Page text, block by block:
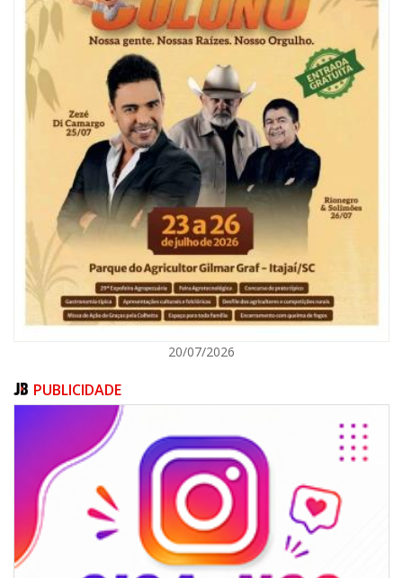
09/08/2026 | 07:00
Painel NIMOB 2026 reúne as principais lideranças para debater o futuro
econômico e imobiliário de Itajaí
BALNEÁRIO CAMBORIÚ
20/07/2026
PUBLICIDADE